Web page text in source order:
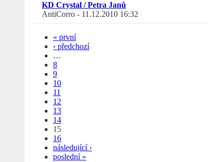
KD Crystal / Petra Janů
AntiCorro - 11.12.2010 16:32
« první
‹ předchozí
…
8
9
10
11
12
13
14
15
16
následující ›
poslední »